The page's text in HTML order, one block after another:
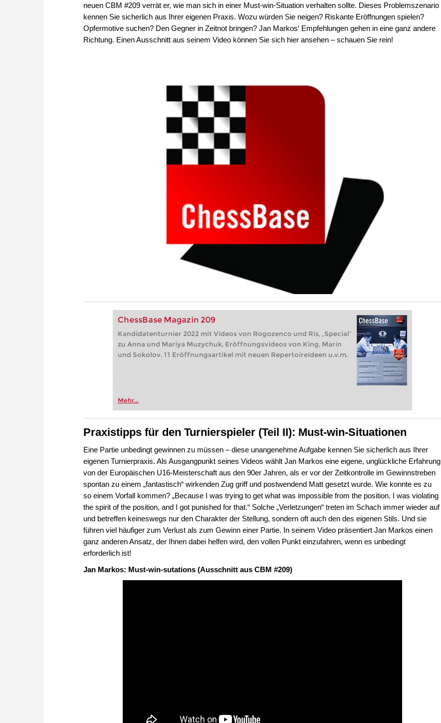
neuen CBM #209 verrät er, wie man sich in einer Must-win-Situation verhalten sollte. Dieses Problemszenario
kennen Sie sicherlich aus Ihrer eigenen Praxis. Wozu würden Sie neigen? Riskante Eröffnungen spielen?
Opfermotive suchen? Den Gegner in Zeitnot bringen? Jan Markos‘ Empfehlungen gehen in eine ganz andere
Richtung. Einen Ausschnitt aus seinem Video können Sie sich hier ansehen – schauen Sie rein!
ChessBase Magazin 209
Kandidatenturnier 2022 mit Videos von Rogozenco und Ris, „Special“
zu Anna und Mariya Muzychuk, Eröffnungsvideos von King, Marin
und Sokolov. 11 Eröffnungsartikel mit neuen Repertoireideen u.v.m.
Mehr...
Praxistipps für den Turnierspieler (Teil II): Must-win-Situationen
Eine Partie unbedingt gewinnen zu müssen – diese unangenehme Aufgabe kennen Sie sicherlich aus Ihrer
eigenen Turnierpraxis. Als Ausgangpunkt seines Videos wählt Jan Markos eine eigene, unglückliche Erfahrung
von der Europäischen U16-Meisterschaft aus den 90er Jahren, als er vor der Zeitkontrolle im Gewinnstreben
spontan zu einem „fantastisch“ wirkenden Zug griff und postwendend Matt gesetzt wurde. Wie konnte es zu
so einem Vorfall kommen? „Because I was trying to get what was impossible from the position. I was violating
the spirit of the position, and I got punished for that.“ Solche „Verletzungen“ treten im Schach immer wieder auf
und betreffen keineswegs nur den Charakter der Stellung, sondern oft auch den des eigenen Stils. Und sie
führen viel häufiger zum Verlust als zum Gewinn einer Partie. In seinem Video präsentiert Jan Markos einen
ganz anderen Ansatz, der Ihnen dabei helfen wird, den vollen Punkt einzufahren, wenn es unbedingt
erforderlich ist!
Jan Markos: Must-win-sutations (Ausschnitt aus CBM #209)